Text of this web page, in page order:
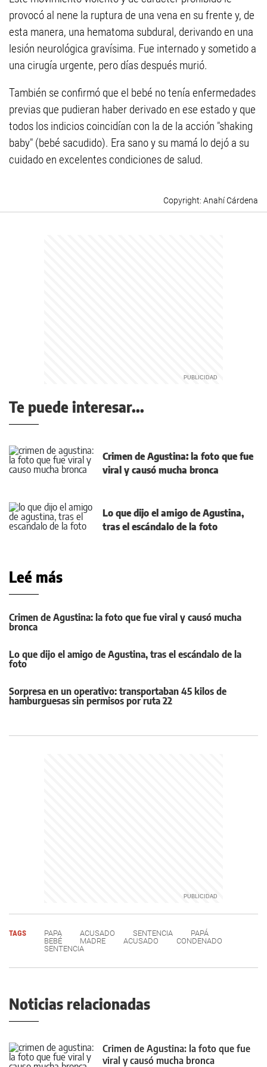
provocó al nene la ruptura de una vena en su frente y, de
esta manera, una hematoma subdural, derivando en una
lesión neurológica gravísima. Fue internado y sometido a
una cirugía urgente, pero días después murió.
También se confirmó que el bebé no tenía enfermedades
previas que pudieran haber derivado en ese estado y que
todos los indicios coincidían con la de la acción "shaking
baby" (bebé sacudido). Era sano y su mamá lo dejó a su
cuidado en excelentes condiciones de salud.
Anahí Cárdena
Te puede interesar...
Crimen de Agustina: la foto que fue
viral y causó mucha bronca
Lo que dijo el amigo de Agustina,
tras el escándalo de la foto
Leé más
Crimen de Agustina: la foto que fue viral y causó mucha
bronca
Lo que dijo el amigo de Agustina, tras el escándalo de la
foto
Sorpresa en un operativo: transportaban 45 kilos de
hamburguesas sin permisos por ruta 22
TAGS PAPA ACUSADO SENTENCIA
PAPÁ
BEBÉ
MADRE ACUSADO
CONDENADO
SENTENCIA
Noticias relacionadas
Crimen de Agustina: la foto que fue
viral y causó mucha bronca